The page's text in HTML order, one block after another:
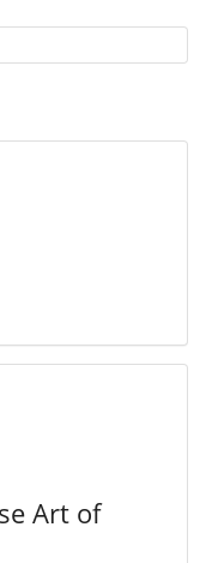
Art of